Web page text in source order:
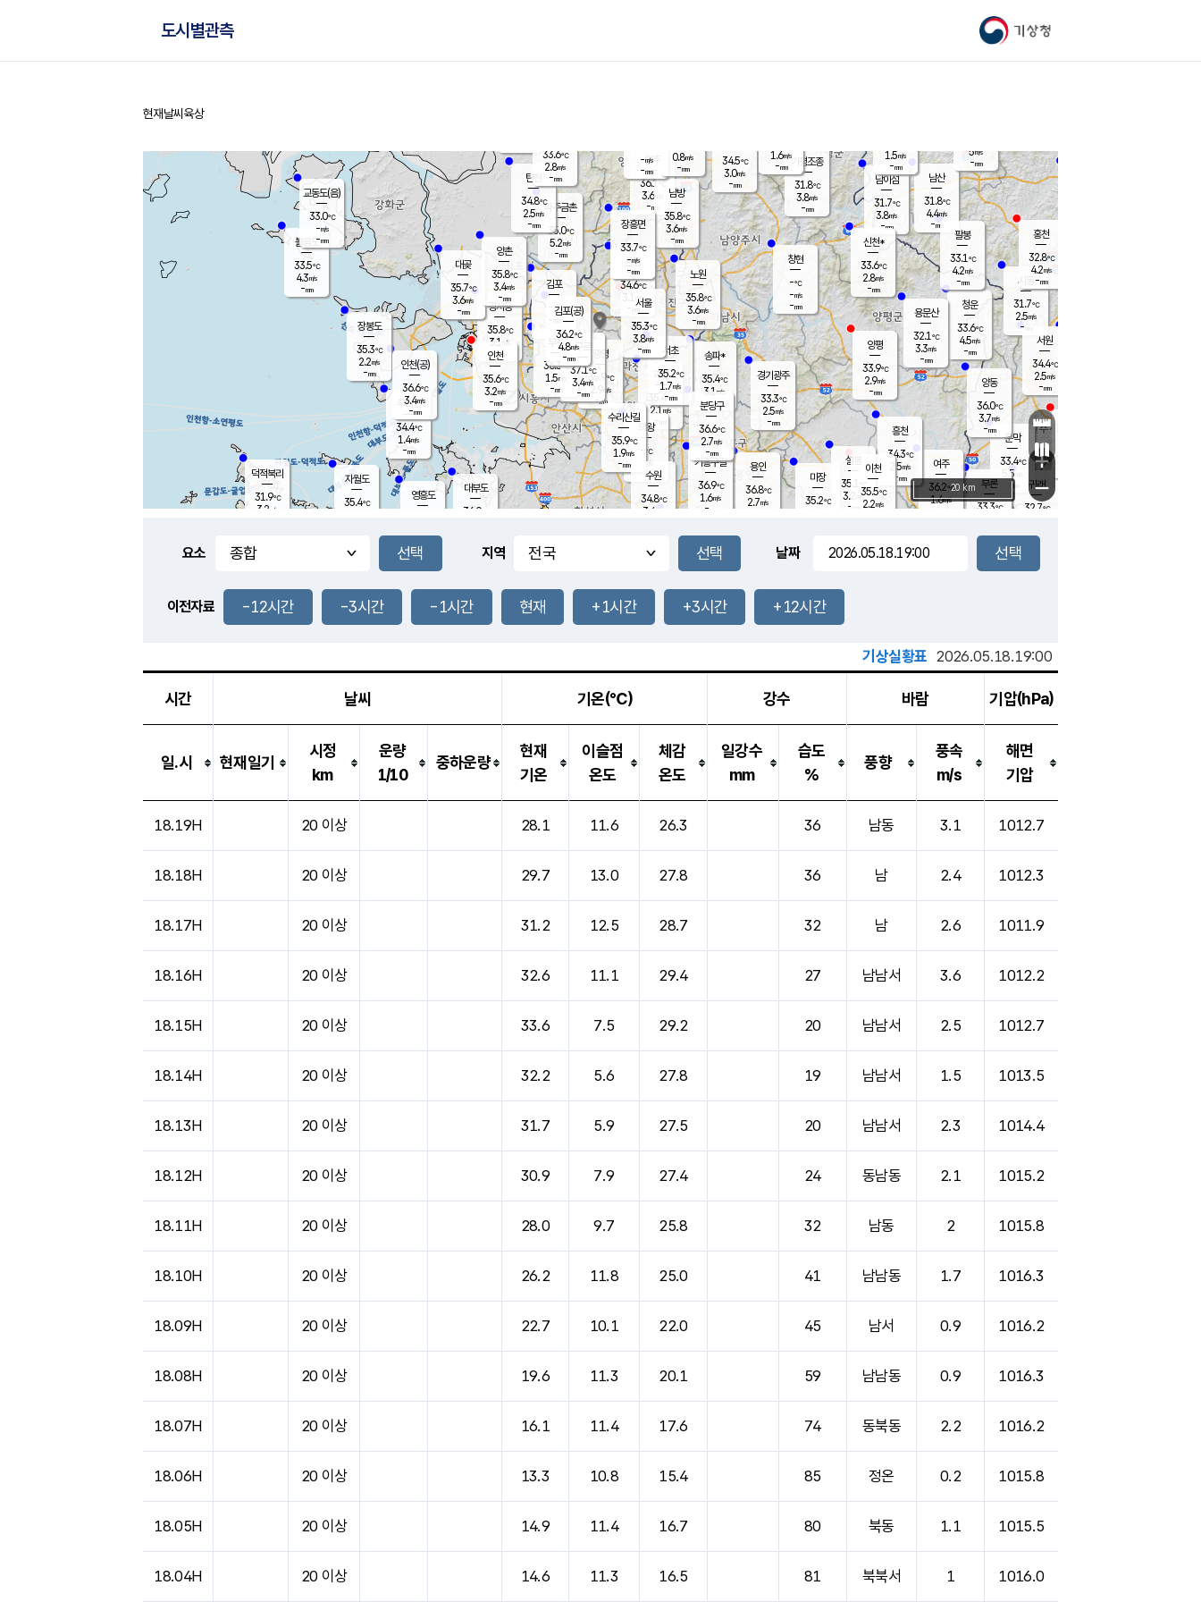
기상청
도시별관측
홈
현재날씨 육상
풍도
1.5m/s
문막
33.4℃
5.5m/s
mm
남이섬
31.7℃
3.8m/s
-mm
무의도
34.4℃
1.4m/s
-mm
영흥도
볼음도
33.5℃
4.3m/s
-mm
자월도
35.4℃
양주
36.1℃
3.6
-mm
부론
33.3℃
과천
35.4℃
2.1m/s
- mm
남산
31.8℃
4.4m/s
-mm
장봉도
35.3℃
2.2m/s
-mm
-mm
청운
33.6℃
4.5m/s
-mm
팔봉
33.1℃
4.2m/s
-mm
-mm
용인
36.8℃
2.7m/s
여주
36.2℃
1.6m/s
양동
36.0℃
3.7m/s
-mm
경기광주
33.3℃
2.5m/s
-mm
장호원
1.5m/s
-mm
35.1
℃
대부도
36.0
-
경서동
35.8℃
3.1 m/s
-mm
파주금촌
35.0℃
5.2m/s
-mm
가평조종
31.8℃
3.8m/s
-mm
34.5℃
3.0m/s
-mm
대곶
35.7℃
3.6m/s
-mm
신천*
33.6℃
2.8m/s
-mm
창현
-℃
-m/s
-mm
탄현
34.8℃
2.5m/s
-mm
1.6m/s
-mm
36.1℃
2.1m/s
-mm
흥천
34.3℃
2.5m/s
-mm
마장
35.2℃
의왕
- ℃
m/s
mm
김포
- ℃
-m/s
mm
설봉
35.1
3.2 m/s
- mm
광명
35.9 ℃
2.9 m/s
-mm
부천
36.3℃
1.5m/s
-mm
-mm
양촌
35.8℃
3.4m/s
-mm
구로
37.1℃
3.4m/s
-mm
은평
34.6℃
3.1 m/s
- mm
노원
35.8℃
3.6m/s
-mm
송파*
35.4℃
3.1 m/s
-mm
서초
35.2℃
1.7m/s
-mm
남방
35.8℃
3.6m/s
-mm
기흥구갈
36.9℃
1.6m/s
-
수리산길
35.9℃
1.9m/s
-mm
분당구
36.6℃
2.7m/s
-mm
장흥면
33.7℃
-m/s
-mm
-m/s
-mm
시동
31.7℃
2.5m/s
- mm
귀래
32.7℃
서원
34.4℃
2.5m/s
-mm
용문산
32.1℃
3.3m/s
-mm
덕적북리
31.9℃
3.2 m/s
인천(공)
36.6℃
3.4m/s
-mm
김포(공)
36.2℃
4.8m/s
-mm
교동도(음)
33.0℃
-m/s
-mm
홍천
32.8℃
4.2m/s
-mm
이천
35.5℃
2.2m/s
양평
33.9℃
2.9m/s
-mm
수원
34.8℃
3.4 m/s
인천
35.6℃
3.2m/s
-mm
서울
35.3℃
3.8m/s
-mm
5m/s
-mm
33.6℃
2.8m/s
-mm
0.8m/s
-mm
+
−
20 km
요소 지역 날짜
이전자료 -12시간 -3시간 -1시간 현재 +1시간 +3시간 +12시간
기상실황표 2026.05.18.19:00
시간 날씨 기온(℃) 강수 바람 기압(hPa)
일.시 현재일기
시정
km
운량
1/10
중하운량
현재
기온
이슬점
온도
체감
온도
일강수
mm
습도
%
풍향
풍속
m/s
해면
기압
18.19H 20 이상 28.1 11.6 26.3 36 남동 3.1 1012.7
18.18H 20 이상 29.7 13.0 27.8 36 남 2.4 1012.3
18.17H 20 이상 31.2 12.5 28.7 32 남 2.6 1011.9
18.16H 20 이상 32.6 11.1 29.4 27 남남서 3.6 1012.2
18.15H 20 이상 33.6 7.5 29.2 20 남남서 2.5 1012.7
18.14H 20 이상 32.2 5.6 27.8 19 남남서 1.5 1013.5
18.13H 20 이상 31.7 5.9 27.5 20 남남서 2.3 1014.4
18.12H 20 이상 30.9 7.9 27.4 24 동남동 2.1 1015.2
18.11H 20 이상 28.0 9.7 25.8 32 남동 2 1015.8
18.10H 20 이상 26.2 11.8 25.0 41 남남동 1.7 1016.3
18.09H 20 이상 22.7 10.1 22.0 45 남서 0.9 1016.2
18.08H 20 이상 19.6 11.3 20.1 59 남남동 0.9 1016.3
18.07H 20 이상 16.1 11.4 17.6 74 동북동 2.2 1016.2
18.06H 20 이상 13.3 10.8 15.4 85 정온 0.2 1015.8
18.05H 20 이상 14.9 11.4 16.7 80 북동 1.1 1015.5
18.04H 20 이상 14.6 11.3 16.5 81 북북서 1 1016.0